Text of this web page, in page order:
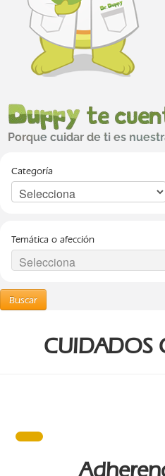
Categoría
Temática o afección
Buscar
CUIDADOS